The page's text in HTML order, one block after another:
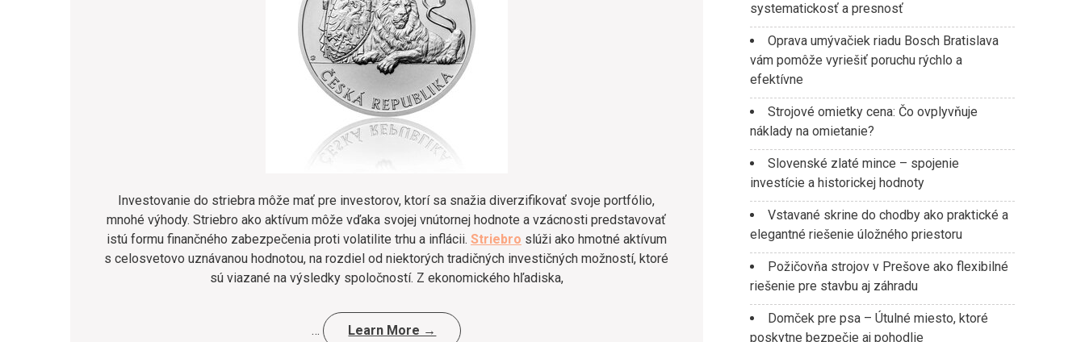
Investovanie do striebra môže mať pre investorov, ktorí sa snažia diverzifikovať svoje portfólio,
mnohé výhody. Striebro ako aktívum môže vďaka svojej vnútornej hodnote a vzácnosti predstavovať
istú formu finančného zabezpečenia proti volatilite trhu a inflácii. Striebro slúži ako hmotné aktívum
s celosvetovo uznávanou hodnotou, na rozdiel od niektorých tradičných investičných možností, ktoré
sú viazané na výsledky spoločností. Z ekonomického hľadiska,
… Learn More →
systematickosť a presnosť
Oprava umývačiek riadu Bosch Bratislava
vám pomôže vyriešiť poruchu rýchlo a
efektívne
Strojové omietky cena: Čo ovplyvňuje
náklady na omietanie?
Slovenské zlaté mince – spojenie
investície a historickej hodnoty
Vstavané skrine do chodby ako praktické a
elegantné riešenie úložného priestoru
Požičovňa strojov v Prešove ako flexibilné
riešenie pre stavbu aj záhradu
Domček pre psa – Útulné miesto, ktoré
poskytne bezpečie aj pohodlie